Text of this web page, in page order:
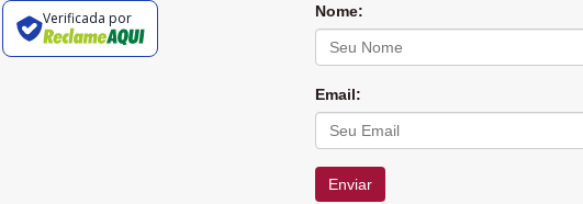
Verificada por Nome:
Email:
Enviar